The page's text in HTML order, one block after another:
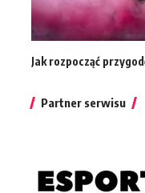
Jak rozpocząć
Partner serwisu